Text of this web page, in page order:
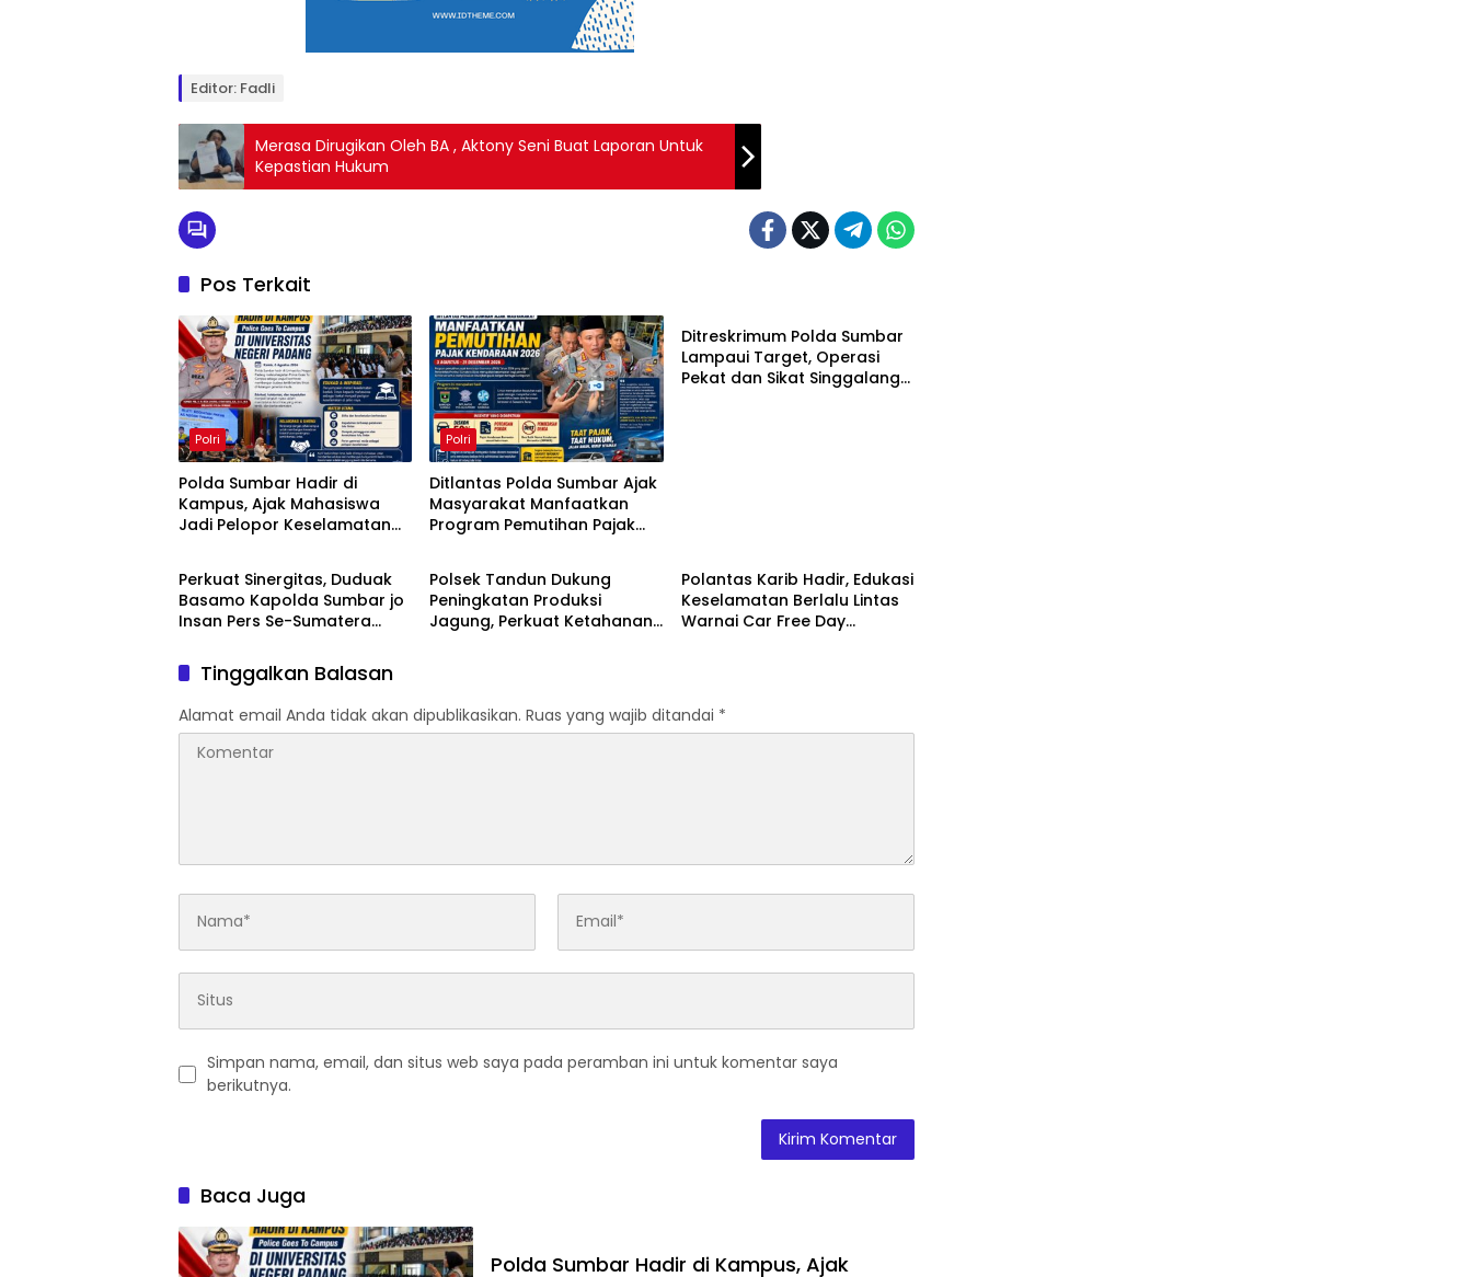
Editor: Fadli
Merasa Dirugikan Oleh BA , Aktony Seni Buat Laporan Untuk
Kepastian Hukum
Pos Terkait
Polri
Polda Sumbar Hadir di
Kampus, Ajak Mahasiswa
Jadi Pelopor Keselamatan
Polri
Ditlantas Polda Sumbar Ajak
Masyarakat Manfaatkan
Program Pemutihan Pajak
Ditreskrimum Polda Sumbar
Lampaui Target, Operasi
Pekat dan Sikat Singgalang
Polri
Perkuat Sinergitas, Duduak
Basamo Kapolda Sumbar jo
Insan Pers Se-Sumatera
Polri
Polsek Tandun Dukung
Peningkatan Produksi
Jagung, Perkuat Ketahanan
Polantas Karib Hadir, Edukasi
Keselamatan Berlalu Lintas
Warnai Car Free Day
Tinggalkan Balasan
Alamat email Anda tidak akan dipublikasikan. Ruas yang wajib ditandai *
Simpan nama, email, dan situs web saya pada peramban ini untuk komentar saya
berikutnya.
Baca Juga
Polda Sumbar Hadir di Kampus, Ajak